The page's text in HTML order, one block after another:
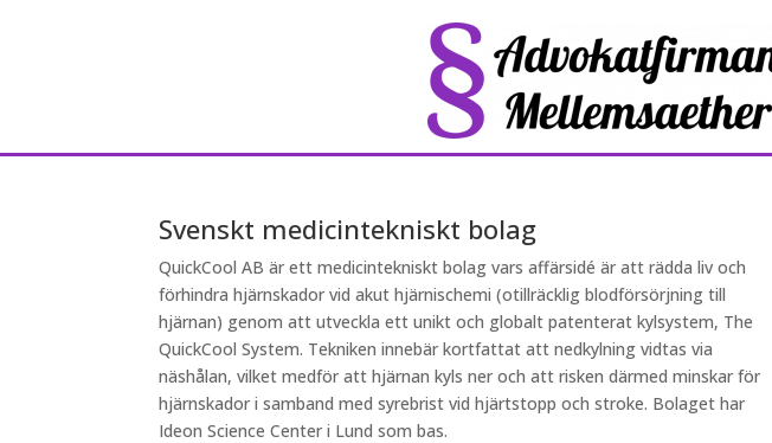
Svenskt medicintekniskt bolag
QuickCool AB är ett medicintekniskt bolag vars affärsidé är att rädda liv och
förhindra hjärnskador vid akut hjärnischemi (otillräcklig blodförsörjning till
hjärnan) genom att utveckla ett unikt och globalt patenterat kylsystem, The
QuickCool System. Tekniken innebär kortfattat att nedkylning vidtas via
näshålan, vilket medför att hjärnan kyls ner och att risken därmed minskar för
hjärnskador i samband med syrebrist vid hjärtstopp och stroke. Bolaget har
Ideon Science Center i Lund som bas.